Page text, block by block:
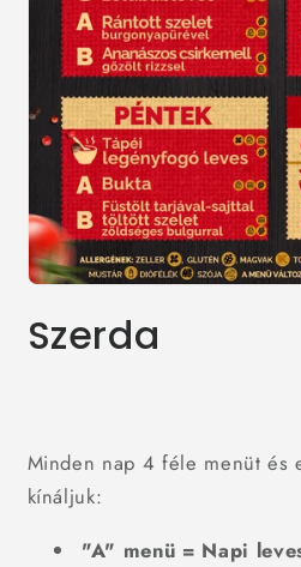
megnyitása
a
Szerda
Minden nap 4 féle menüt és
kínáljuk:
"A" menü = Napi